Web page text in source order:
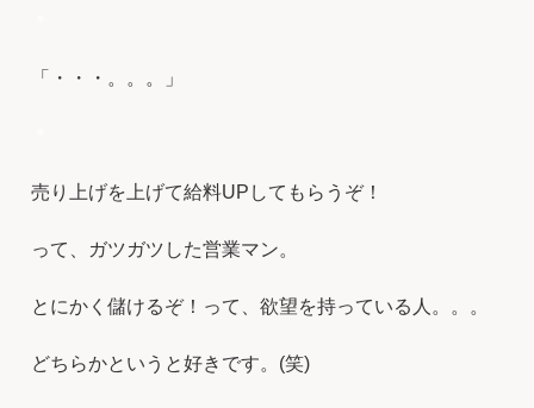
「・・・。。。」
売り上げを上げて給料UPしてもらうぞ！
って、ガツガツした営業マン。
とにかく儲けるぞ！って、欲望を持っている人。。。
どちらかというと好きです。(笑)